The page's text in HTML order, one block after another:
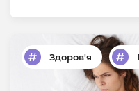
Здоров'я